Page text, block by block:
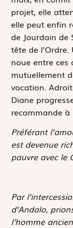
projet, elle
elle peut enfin
de Jourdain de
tête de
noue entre ces
mutuellement
vocation.
Diane
recommande à
Préférant
est devenue
pauvre avec le
Par
d’Andalo,
l’homme